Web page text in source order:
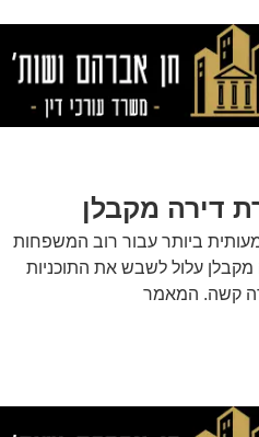
דירה מקבלן
ביותר עבור רוב המשפחות
מקבלן עלול לשבש את התוכניות
קשה. המאמר